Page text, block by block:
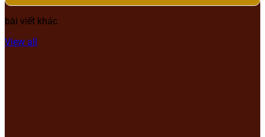
bài viết khác
View all